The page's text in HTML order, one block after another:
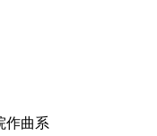
作曲系